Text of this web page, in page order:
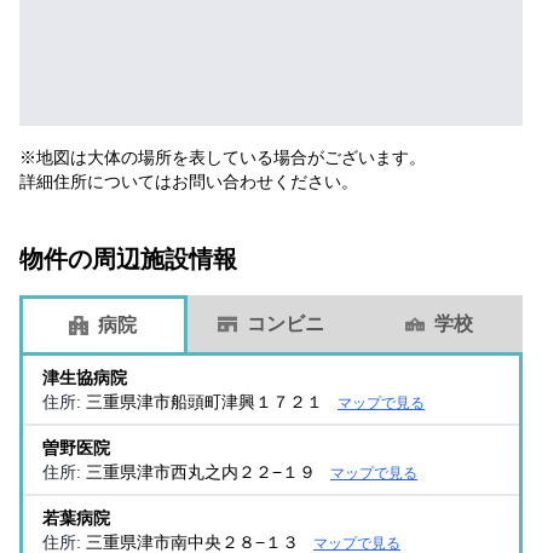
※地図は大体の場所を表している場合がございます。
詳細住所についてはお問い合わせください。
物件の周辺施設情報
病院 コンビニ 学校
津生協病院
住所: 三重県津市船頭町津興１７２１ マップで見る
曽野医院
住所: 三重県津市西丸之内２２−１９ マップで見る
若葉病院
住所: 三重県津市南中央２８−１３ マップで見る